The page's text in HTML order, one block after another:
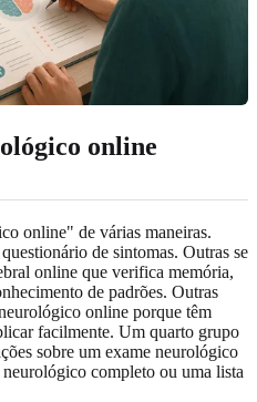
online
online" de várias maneiras.
de sintomas. Outras se
online que verifica memória,
de padrões. Outras
online porque têm
facilmente. Um quarto grupo
sobre um exame neurológico
completo ou uma lista